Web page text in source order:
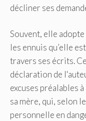
décliner ses
Souvent, elle
les ennuis qu’elle
travers ses écrits.
déclaration de
excuses préalables
sa mère, qui, selon
personnelle en